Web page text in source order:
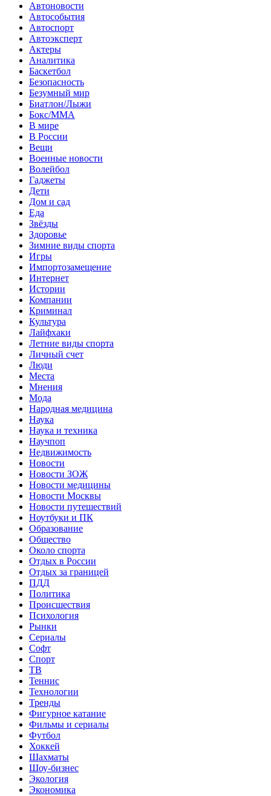
Автоновости
Автособытия
Автоспорт
Автоэксперт
Актеры
Аналитика
Баскетбол
Безопасность
Безумный мир
Биатлон/Лыжи
Бокс/MMA
В мире
В России
Вещи
Военные новости
Волейбол
Гаджеты
Дети
Дом и сад
Еда
Звёзды
Здоровье
Зимние виды спорта
Игры
Импортозамещение
Интернет
Истории
Компании
Криминал
Культура
Лайфхаки
Летние виды спорта
Личный счет
Люди
Места
Мнения
Мода
Народная медицина
Наука
Наука и техника
Научпоп
Недвижимость
Новости
Новости ЗОЖ
Новости медицины
Новости Москвы
Новости путешествий
Ноутбуки и ПК
Образование
Общество
Около спорта
Отдых в России
Отдых за границей
ПДД
Политика
Происшествия
Психология
Рынки
Сериалы
Софт
Спорт
ТВ
Теннис
Технологии
Тренды
Фигурное катание
Фильмы и сериалы
Футбол
Хоккей
Шахматы
Шоу-бизнес
Экология
Экономика